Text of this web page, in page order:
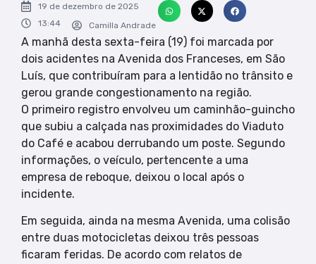
19 de dezembro de 2025
13:44
Camilla Andrade
A manhã desta sexta-feira (19) foi marcada por
dois acidentes na Avenida dos Franceses, em São
Luís, que contribuíram para a lentidão no trânsito e
gerou grande congestionamento na região.
O primeiro registro envolveu um caminhão-guincho
que subiu a calçada nas proximidades do Viaduto
do Café e acabou derrubando um poste. Segundo
informações, o veículo, pertencente a uma
empresa de reboque, deixou o local após o
incidente.
Em seguida, ainda na mesma Avenida, uma colisão
entre duas motocicletas deixou três pessoas
ficaram feridas. De acordo com relatos de